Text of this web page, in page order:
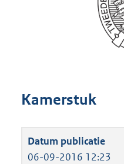
Kamerstuk
06-09-2016 12:23